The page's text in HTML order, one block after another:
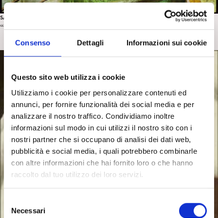
Consenso Dettagli Informazioni sui cookie
Questo sito web utilizza i cookie
Utilizziamo i cookie per personalizzare contenuti ed
annunci, per fornire funzionalità dei social media e per
analizzare il nostro traffico. Condividiamo inoltre
informazioni sul modo in cui utilizzi il nostro sito con i
nostri partner che si occupano di analisi dei dati web,
pubblicità e social media, i quali potrebbero combinarle
con altre informazioni che hai fornito loro o che hanno
raccolto dal tuo utilizzo dei loro servizi.
Necessari
SALUTE MENTALE E PSICOANALISI
“Il presepio dei folli” di C. Schinaia